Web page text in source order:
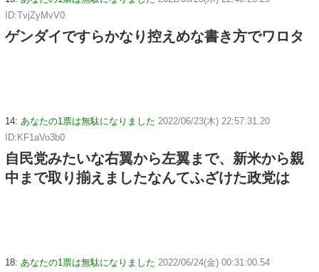
ID:TvjZyMvV0
ゲンダイですらかなり控えめな書き方でワロタ
14: あなたの1票は無駄になりました 2022/06/23(木) 22:57:31.20
ID:KF1aVo3b0
自民党みたいな右翼から左翼まで、新米から親
中まで取り揃えましたなんてふざけた政党は
18: あなたの1票は無駄になりました 2022/06/24(金) 00:31:00.54